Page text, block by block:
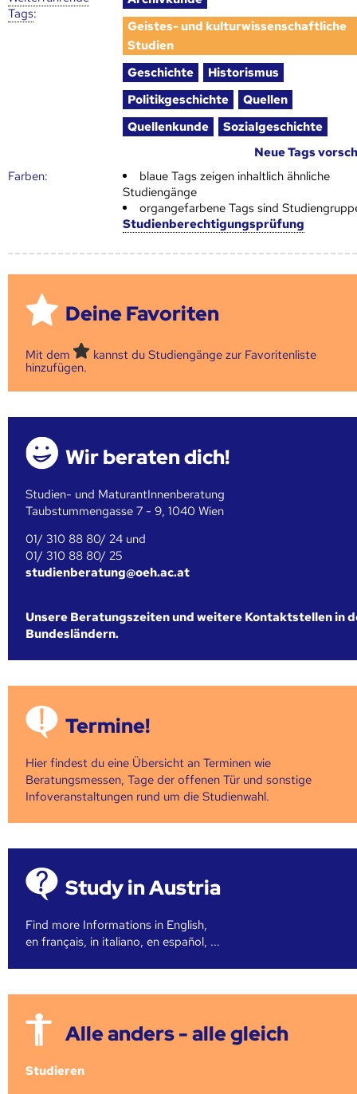
Tags:
Geistes- und kulturwissenschaftliche
Studien
Geschichte
Historismus
Politikgeschichte
Quellen
Quellenkunde
Sozialgeschichte
Neue Tags
Farben:
blaue Tags zeigen inhaltlich ähnliche
Studiengänge
organgefarbene Tags sind
Studienberechtigungsprüfung
Deine Favoriten
Mit dem
kannst du Studiengänge zur Favoritenliste
hinzufügen.
Wir beraten dich!
Studien- und MaturantInnenberatung
Taubstummengasse 7 - 9, 1040 Wien
01/ 310 88 80/ 24 und
01/ 310 88 80/ 25
studienberatung@oeh.ac.at
Unsere Beratungszeiten und weitere Kontaktstellen in
Bundesländern.
Termine!
Hier findest du eine Übersicht an Terminen wie
Beratungsmessen, Tage der offenen Tür und sonstige
Infoveranstaltungen rund um die Studienwahl.
Study in Austria
Find more Informations in English,
en français, in italiano, en español, ...
Alle anders - alle gleich
Studieren